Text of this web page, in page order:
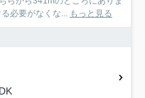
必要がなくな... もっと見る